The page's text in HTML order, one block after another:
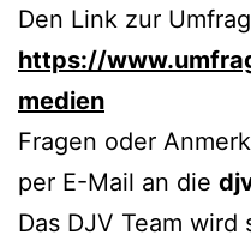
Den Link zur
https://
medien
Fragen oder
per E-Mail an die
Das DJV Team wird